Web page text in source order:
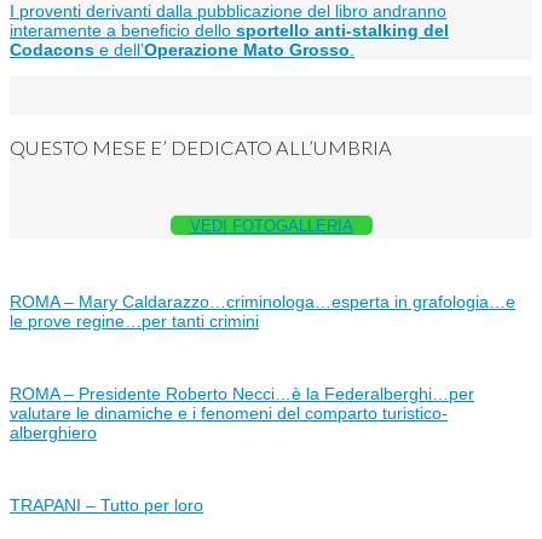
I proventi derivanti dalla pubblicazione del libro andranno
interamente a beneficio dello sportello anti-stalking del
Codacons e dell’Operazione Mato Grosso
QUESTO MESE E’ DEDICATO ALL’UMBRIA
VEDI FOTOGALLERIA
ROMA – Mary Caldarazzo…criminologa…esperta in grafologia…e
le prove regine…per tanti crimini
ROMA – Presidente Roberto Necci…è la Federalberghi…per
valutare le dinamiche e i fenomeni del comparto turistico-
alberghiero
TRAPANI – Tutto per loro